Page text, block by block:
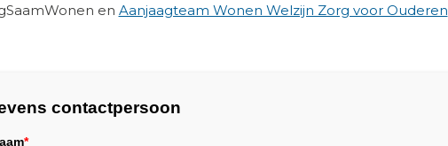
en Aanjaagteam Wonen Welzijn Zorg voor Ouderen
contactpersoon
*